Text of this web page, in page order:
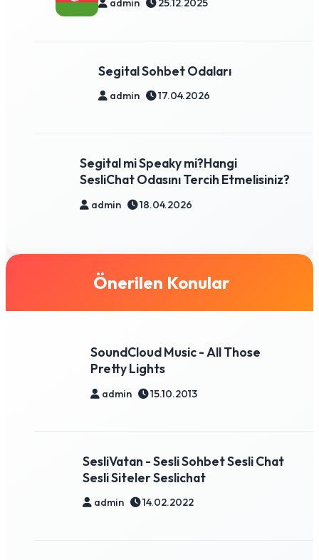
admin 25.12.2025
Segital Sohbet Odaları
admin 17.04.2026
Segital mi Speaky mi?Hangi
SesliChat Odasını Tercih Etmelisiniz?
admin 18.04.2026
Önerilen Konular
SoundCloud Music - All Those
Pretty Lights
admin 15.10.2013
SesliVatan - Sesli Sohbet Sesli Chat
Sesli Siteler Seslichat
admin 14.02.2022